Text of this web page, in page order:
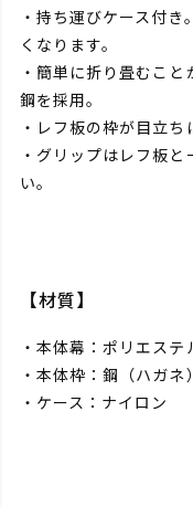
・持ち運びケース付
くなります。
・簡単に折り畳むこ
鋼を採用。
・レフ板の枠が目立ち
・グリップはレフ板
い。
【材質】
・本体幕：ポリエステ
・本体枠：鋼（ハガネ）
・ケース：ナイロン